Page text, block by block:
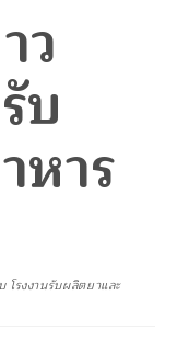
ว
บ
หาร
โรงงานรับผลิตยาและ